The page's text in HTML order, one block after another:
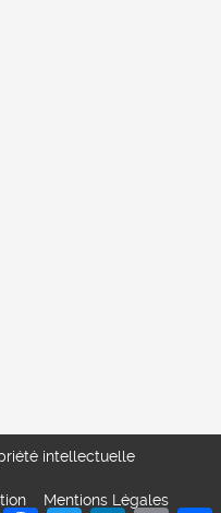
intellectuelle
Mentions Légales